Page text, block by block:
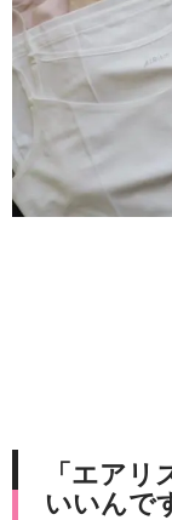
「エアリ
いいんで